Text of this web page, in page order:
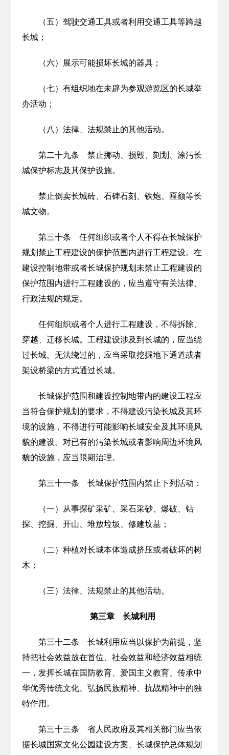
（五）驾驶交通工具或者利用交通工具等跨越
长城；
（六）展示可能损坏长城的器具；
（七）有组织地在未辟为参观游览区的长城举
办活动；
（八）法律、法规禁止的其他活动。
第二十九条 禁止挪动、损毁、刻划、涂污长
城保护标志及其保护设施。
禁止倒卖长城砖、石碑石刻、铁炮、匾额等长
城文物。
第三十条 任何组织或者个人不得在长城保护
规划禁止工程建设的保护范围内进行工程建设。在
建设控制地带或者长城保护规划未禁止工程建设的
保护范围内进行工程建设的，应当遵守有关法律、
行政法规的规定。
任何组织或者个人进行工程建设，不得拆除、
穿越、迁移长城。工程建设涉及到长城的，应当绕
过长城。无法绕过的，应当采取挖掘地下通道或者
架设桥梁的方式通过长城。
长城保护范围和建设控制地带内的建设工程应
当符合保护规划的要求，不得建设污染长城及其环
境的设施，不得进行可能影响长城安全及其环境风
貌的建设。对已有的污染长城或者影响周边环境风
貌的设施，应当限期治理。
第三十一条 长城保护范围内禁止下列活动：
（一）从事探矿采矿、采石采砂、爆破、钻
探、挖掘、开山、堆放垃圾、修建坟墓；
（二）种植对长城本体造成挤压或者破坏的树
木；
（三）法律、法规禁止的其他活动。
第三章 长城利用
第三十二条 长城利用应当以保护为前提，坚
持把社会效益放在首位、社会效益和经济效益相统
一，发挥长城在国防教育、爱国主义教育、传承中
华优秀传统文化、弘扬民族精神、抗战精神中的独
特作用。
第三十三条 省人民政府及其相关部门应当依
据长城国家文化公园建设方案、长城保护总体规划